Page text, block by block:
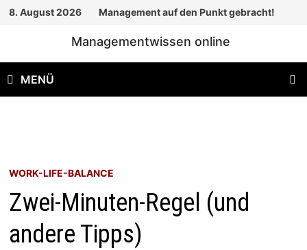
Zum
8. August 2026 Management auf den Punkt gebracht!
Managementwissen online
MENÜ
WORK-LIFE-BALANCE
Zwei-Minuten-Regel (und
andere Tipps)